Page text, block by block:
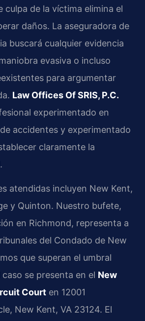
culpa de la víctima elimina el
daños. La aseguradora de
buscará cualquier evidencia
evasiva o incluso
para argumentar
Law Offices Of SRIS, P.C.
experimentado en
accidentes y experimentado
claramente la
atendidas incluyen New Kent,
y Quinton. Nuestro bufete,
en Richmond, representa a
del Condado de New
que superan el umbral
se presenta en el New
Court en 12001
New Kent, VA 23124. El